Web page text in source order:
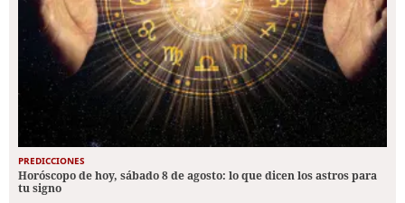
PREDICCIONES
Horóscopo de hoy, sábado 8 de agosto: lo que dicen los astros para
tu signo